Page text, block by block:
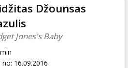
Džounsas
Jones's Baby
no: 16.09.2016